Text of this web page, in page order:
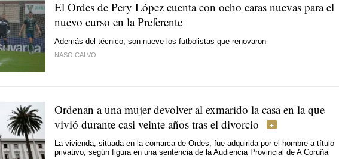
El Ordes de Pery López cuenta con ocho caras nuevas para el
nuevo curso en la Preferente
Además del técnico, son nueve los futbolistas que renovaron
NASO CALVO
Ordenan a una mujer devolver al exmarido la casa en la que
vivió durante casi veinte años tras el divorcio
La vivienda, situada en la comarca de Ordes, fue adquirida por el hombre a título
privativo, según figura en una sentencia de la Audiencia Provincial de A Coruña